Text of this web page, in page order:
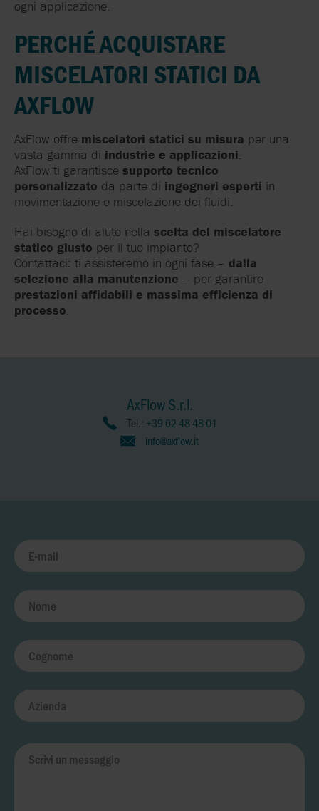
ogni applicazione.
PERCHÉ ACQUISTARE
MISCELATORI STATICI DA
AXFLOW
AxFlow offre miscelatori statici su misura per una
vasta gamma di industrie e applicazioni
AxFlow ti garantisce supporto tecnico
personalizzato da parte di ingegneri esperti in
movimentazione e miscelazione dei fluidi.
Hai bisogno di aiuto nella scelta del miscelatore
statico giusto per il tuo impianto?
Contattaci: ti assisteremo in ogni fase – dalla
selezione alla manutenzione – per garantire
prestazioni affidabili e massima efficienza di
processo
AxFlow S.r.l.
Tel.: +39 02 48 48 01
info@axflow.it